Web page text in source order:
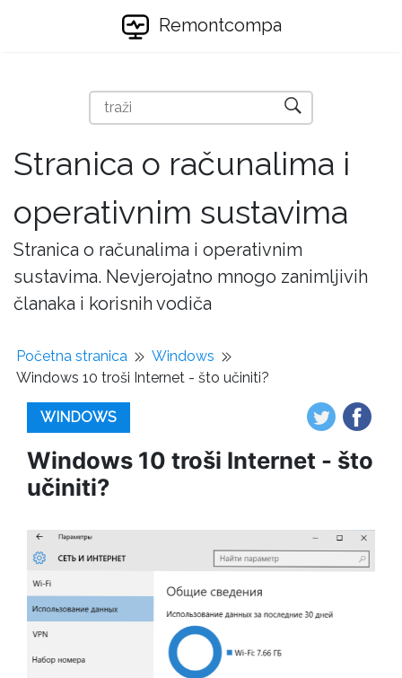
Remontcompa
Stranica o računalima i
operativnim sustavima
Stranica o računalima i operativnim
sustavima. Nevjerojatno mnogo zanimljivih
članaka i korisnih vodiča
Početna stranica
Windows
Windows 10 troši Internet - što učiniti?
WINDOWS
Windows 10 troši Internet - što
učiniti?